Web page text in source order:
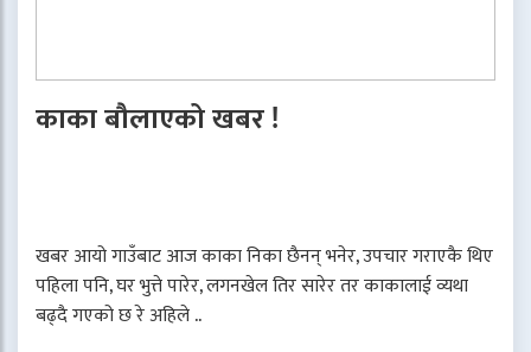
काका बौलाएको खबर !
खबर आयो गाउँबाट आज काका निका छैनन् भनेर, उपचार गराएकै थिए
पहिला पनि, घर भुत्ते पारेर, लगनखेल तिर सारेर तर काकालाई व्यथा
बढ्दै गएको छ रे अहिले ..